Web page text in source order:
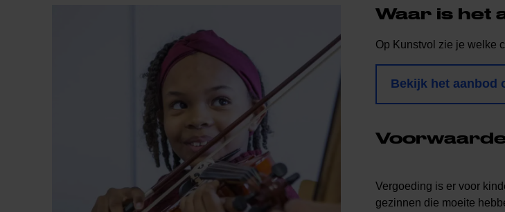
Waar is het
Op Kunstvol zie je welke
Bekijk het aanbod
Vergoeding is er voor
gezinnen die moeite